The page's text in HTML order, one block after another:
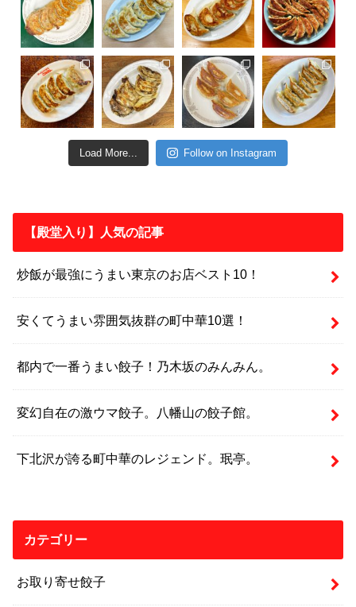
Load More... Follow on Instagram
【殿堂入り】人気の記事
炒飯が最強にうまい東京のお店ベスト10！
安くてうまい雰囲気抜群の町中華10選！
都内で一番うまい餃子！乃木坂のみんみん。
変幻自在の激ウマ餃子。八幡山の餃子館。
下北沢が誇る町中華のレジェンド。珉亭。
カテゴリー
お取り寄せ餃子